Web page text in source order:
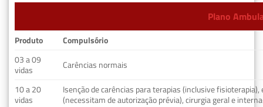
Plano
Produto
Compulsório
03 a 09
vidas
Carências normais
10 a 20
vidas
Isenção de carências para terapias (inclusive fisioterapia),
(necessitam de autorização prévia), cirurgia geral e